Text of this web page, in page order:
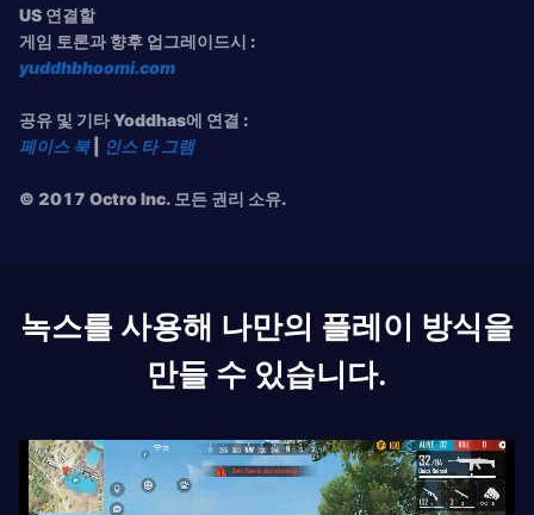
US 연결할
게임 토론과 향후 업그레이드시 :
yuddhbhoomi.com
공유 및 기타 Yoddhas에 연결 :
페이스 북
인스 타 그램
© 2017 Octro Inc. 모든 권리 소유.
녹스를 사용해 나만의 플레이 방식을
만들 수 있습니다.